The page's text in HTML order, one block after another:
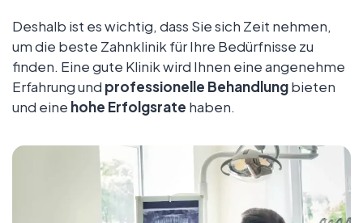
Deshalb ist es wichtig, dass Sie sich Zeit nehmen,
um die beste Zahnklinik für Ihre Bedürfnisse zu
finden. Eine gute Klinik wird Ihnen eine angenehme
Erfahrung und professionelle Behandlungbieten
und eine hohe Erfolgsrate haben.